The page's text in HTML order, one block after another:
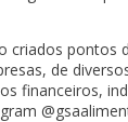
pontos
de
financeiros,